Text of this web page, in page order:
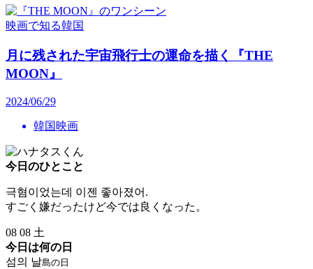
映画で知る韓国
月に残された宇宙飛行士の運命を描く『THE
MOON』
2024/06/29
韓国映画
今日のひとこと
극혐이었는데 이젠 좋아졌어.
すごく嫌だったけど今では良くなった。
08 08 土
今日は何の日
섬의 날島の日